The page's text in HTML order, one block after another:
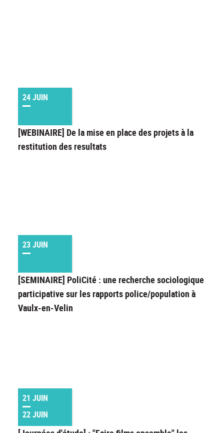
24 JUIN
[WEBINAIRE] De la mise en place des projets à la
restitution des resultats
23 JUIN
[SEMINAIRE] PoliCité : une recherche sociologique
participative sur les rapports police/population à
Vaulx-en-Velin
21 JUIN
22 JUIN